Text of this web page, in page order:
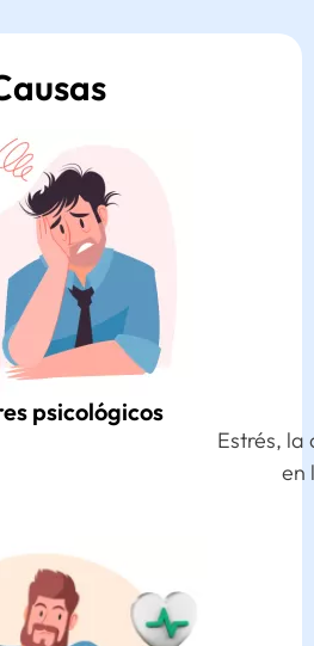
psicológicos
la depresión, problemas